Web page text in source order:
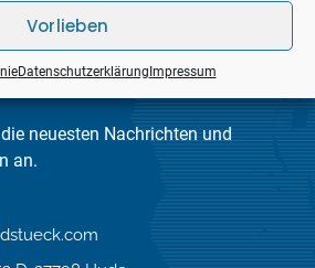
Vorlieben
Datenschutzerklärung Impressum
neuesten Nachrichten und
an.